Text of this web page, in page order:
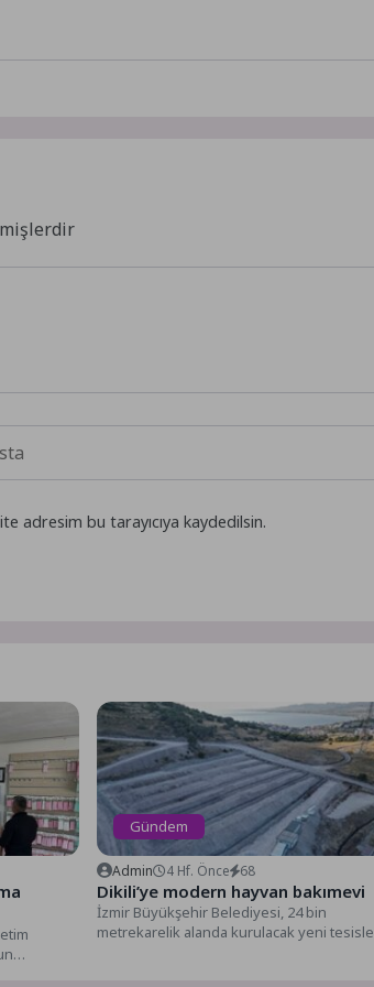
adresim bu tarayıcıya kaydedilsin.
Gündem
Admin 4 Hf. Önce 68
Dikili’ye modern hayvan bakımevi
İzmir Büyükşehir Belediyesi, 24 bin
metrekarelik alanda kurulacak yeni tesisle